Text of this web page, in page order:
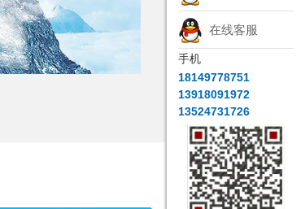
在线客服
手机
18149778751
13918091972
13524731726